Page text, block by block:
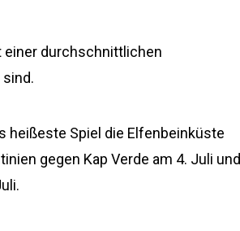
einer durchschnittlichen
heißeste Spiel die Elfenbeinküste
gegen Kap Verde am 4. Juli und